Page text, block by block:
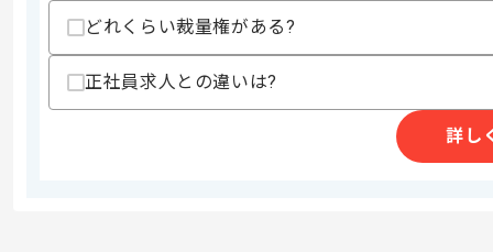
作業開始日
レバテック実績有りの企業です。
どれくらい裁量権がある?
正社員求人との違いは?
詳し